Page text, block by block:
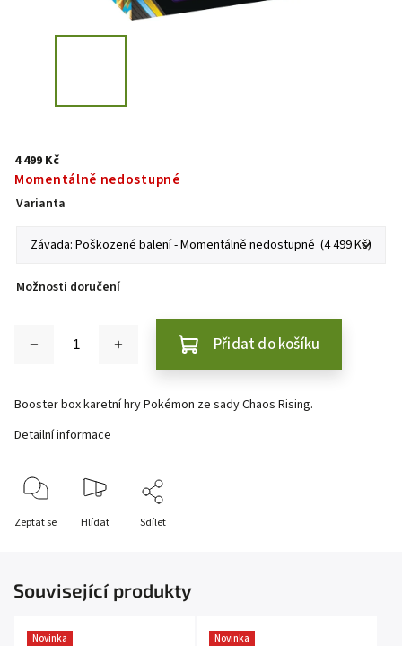
4 499 Kč
Momentálně nedostupné
Varianta
Možnosti doručení
Přidat do košíku
Booster box karetní hry Pokémon ze sady Chaos Rising.
Detailní informace
Zeptat se Hlídat Sdílet
Související produkty
Novinka Novinka